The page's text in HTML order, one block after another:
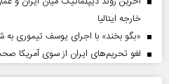
خارجه ایتالیا
«بگو بخند» با اجرای یوسف تیموری
لغو تحریم‌های ایران از سوی آمریکا